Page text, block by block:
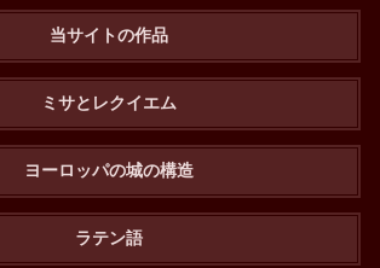
当サイトの作品
ミサとレクイエム
ヨーロッパの城の構造
ラテン語